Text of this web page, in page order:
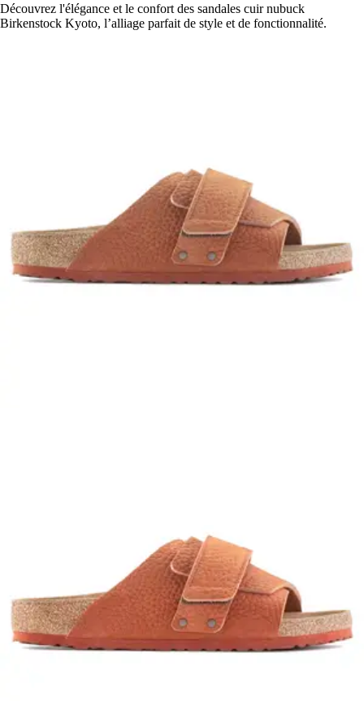
Découvrez l'élégance et le confort des sandales cuir nubuck
Birkenstock Kyoto, l’alliage parfait de style et de fonctionnalité.